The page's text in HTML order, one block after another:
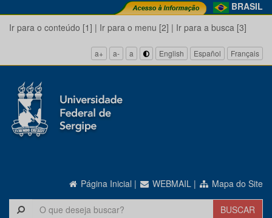
BRASIL
Ir para o conteúdo [1] | Ir para o menu [2] | Ir para a busca [3]
a+ a- a English Español Français
Página Inicial | WEBMAIL | Mapa do Site